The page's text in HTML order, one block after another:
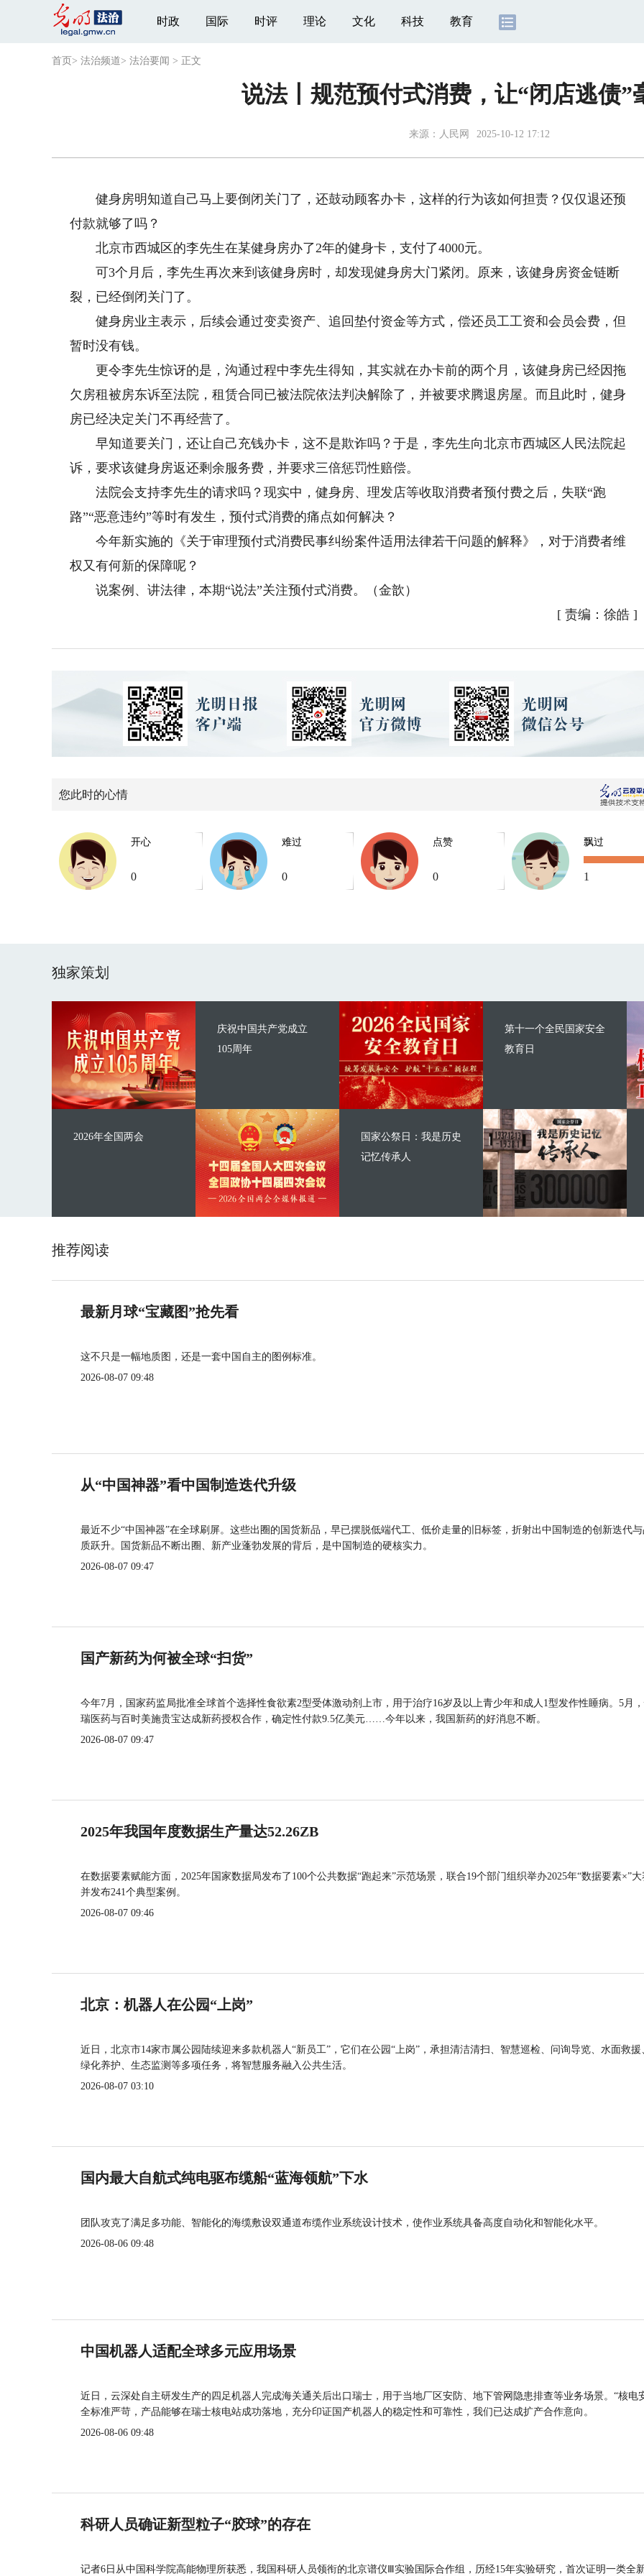
时政 国际 时评 理论 文化 科技 教育
首页 > 法治频道> 法治要闻 > 正文
说法丨规范预付式消费，让“闭店逃债”
来源： 人民网 2025-10-12 17:12
健身房明知道自己马上要倒闭关门了，还鼓动顾客办卡，这样的行为该如何担责？仅仅退还预
付款就够了吗？
北京市西城区的李先生在某健身房办了2年的健身卡，支付了4000元。
可3个月后，李先生再次来到该健身房时，却发现健身房大门紧闭。原来，该健身房资金链断
裂，已经倒闭关门了。
健身房业主表示，后续会通过变卖资产、追回垫付资金等方式，偿还员工工资和会员会费，但
暂时没有钱。
更令李先生惊讶的是，沟通过程中李先生得知，其实就在办卡前的两个月，该健身房已经因拖
欠房租被房东诉至法院，租赁合同已被法院依法判决解除了，并被要求腾退房屋。而且此时，健身
房已经决定关门不再经营了。
早知道要关门，还让自己充钱办卡，这不是欺诈吗？于是，李先生向北京市西城区人民法院起
诉，要求该健身房返还剩余服务费，并要求三倍惩罚性赔偿。
法院会支持李先生的请求吗？现实中，健身房、理发店等收取消费者预付费之后，失联“跑
路”“恶意违约”等时有发生，预付式消费的痛点如何解决？
今年新实施的《关于审理预付式消费民事纠纷案件适用法律若干问题的解释》，对于消费者维
权又有何新的保障呢？
说案例、讲法律，本期“说法”关注预付式消费。（金歆）
[ 责编：徐皓 ]
您此时的心情
开心
0
难过
0
点赞
0
飘过
1
独家策划
庆祝中国共产党成立
105周年
2026年全国两会
第十一个全民国家安全
教育日
国家公祭日：我是历史
记忆传承人
推荐阅读
最新月球“宝藏图”抢先看
这不只是一幅地质图，还是一套中国自主的图例标准。
2026-08-07 09:48
从“中国神器”看中国制造迭代升级
最近不少“中国神器”在全球刷屏。这些出圈的国货新品，早已摆脱低端代工、低价走量的旧标签，折射出中国制造的创新迭代
质跃升。国货新品不断出圈、新产业蓬勃发展的背后，是中国制造的硬核实力。
2026-08-07 09:47
国产新药为何被全球“扫货”
今年7月，国家药监局批准全球首个选择性食欲素2型受体激动剂上市，用于治疗16岁及以上青少年和成人1型发作性睡病。5月
瑞医药与百时美施贵宝达成新药授权合作，确定性付款9.5亿美元……今年以来，我国新药的好消息不断。
2026-08-07 09:47
2025年我国年度数据生产量达52.26ZB
在数据要素赋能方面，2025年国家数据局发布了100个公共数据“跑起来”示范场景，联合19个部门组织举办2025年“数据要素×”大
并发布241个典型案例。
2026-08-07 09:46
北京：机器人在公园“上岗”
近日，北京市14家市属公园陆续迎来多款机器人“新员工”，它们在公园“上岗”，承担清洁清扫、智慧巡检、问询导览、水面救援
绿化养护、生态监测等多项任务，将智慧服务融入公共生活。
2026-08-07 03:10
国内最大自航式纯电驱布缆船“蓝海领航”下水
团队攻克了满足多功能、智能化的海缆敷设双通道布缆作业系统设计技术，使作业系统具备高度自动化和智能化水平。
2026-08-06 09:48
中国机器人适配全球多元应用场景
近日，云深处自主研发生产的四足机器人完成海关通关后出口瑞士，用于当地厂区安防、地下管网隐患排查等业务场景。“核电
全标准严苛，产品能够在瑞士核电站成功落地，充分印证国产机器人的稳定性和可靠性，我们已达成扩产合作意向。
2026-08-06 09:48
科研人员确证新型粒子“胶球”的存在
记者6日从中国科学院高能物理所获悉，我国科研人员领衔的北京谱仪Ⅲ实验国际合作组，历经15年实验研究，首次证明一类全